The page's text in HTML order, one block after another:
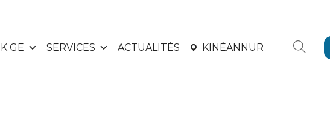
GE SERVICES ACTUALITÉS KINÉANNUR